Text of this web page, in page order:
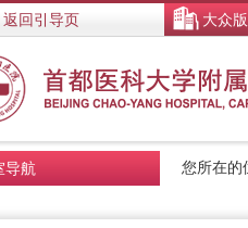
返回引导页 大众版
您所在
导航